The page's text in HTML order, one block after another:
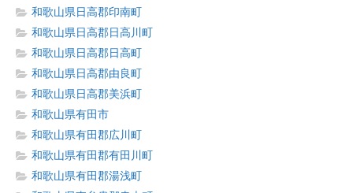
和歌山県日高郡印南町
和歌山県日高郡日高川町
和歌山県日高郡日高町
和歌山県日高郡由良町
和歌山県日高郡美浜町
和歌山県有田市
和歌山県有田郡広川町
和歌山県有田郡有田川町
和歌山県有田郡湯浅町